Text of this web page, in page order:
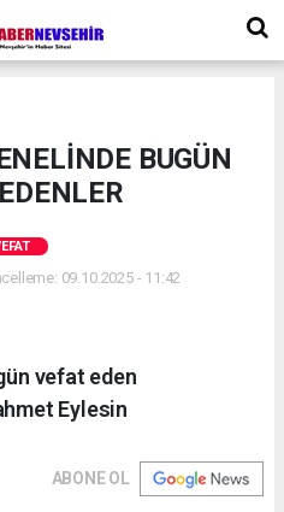
BUGÜN
09.10.2025 - 11:42
vefat eden
Eylesin
ABONE OL